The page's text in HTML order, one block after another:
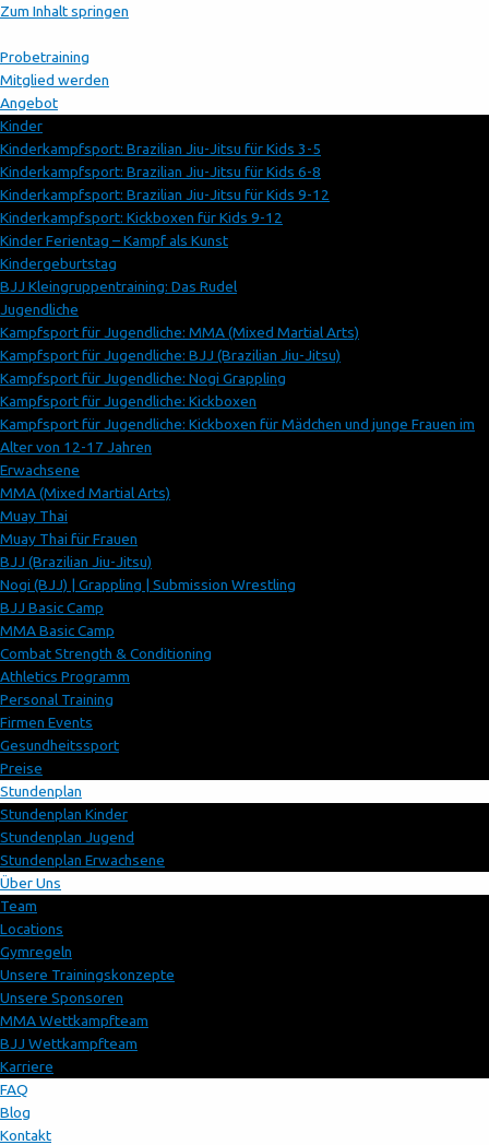
Zum Inhalt springen
Probetraining
Mitglied werden
Angebot
Kinder
Kinderkampfsport: Brazilian Jiu-Jitsu für Kids 3-5
Kinderkampfsport: Brazilian Jiu-Jitsu für Kids 6-8
Kinderkampfsport: Brazilian Jiu-Jitsu für Kids 9-12
Kinderkampfsport: Kickboxen für Kids 9-12
Kinder Ferientag – Kampf als Kunst
Kindergeburtstag
BJJ Kleingruppentraining: Das Rudel
Jugendliche
Kampfsport für Jugendliche: MMA (Mixed Martial Arts)
Kampfsport für Jugendliche: BJJ (Brazilian Jiu-Jitsu)
Kampfsport für Jugendliche: Nogi Grappling
Kampfsport für Jugendliche: Kickboxen
Kampfsport für Jugendliche: Kickboxen für Mädchen und junge Frauen im
Alter von 12-17 Jahren
Erwachsene
MMA (Mixed Martial Arts)
Muay Thai
Muay Thai für Frauen
BJJ (Brazilian Jiu-Jitsu)
Nogi (BJJ) | Grappling | Submission Wrestling
BJJ Basic Camp
MMA Basic Camp
Combat Strength & Conditioning
Athletics Programm
Personal Training
Firmen Events
Gesundheitssport
Preise
Stundenplan
Stundenplan Kinder
Stundenplan Jugend
Stundenplan Erwachsene
Über Uns
Team
Locations
Gymregeln
Unsere Trainingskonzepte
Unsere Sponsoren
MMA Wettkampfteam
BJJ Wettkampfteam
Karriere
FAQ
Blog
Kontakt